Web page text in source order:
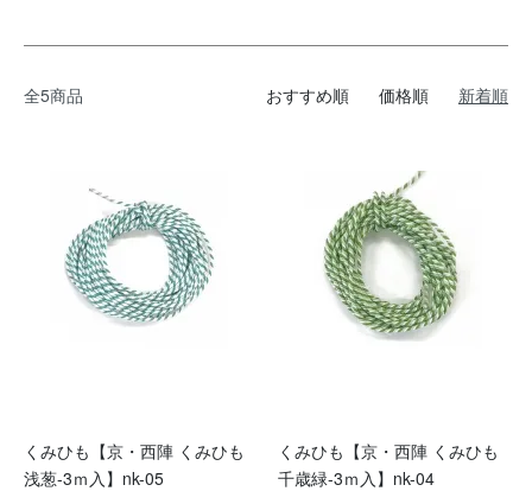
全5商品 おすすめ順 価格順 新着順
くみひも【京・西陣 くみひも
浅葱-3ｍ入】nk-05
くみひも【京・西陣 くみひも
千歳緑-3ｍ入】nk-04